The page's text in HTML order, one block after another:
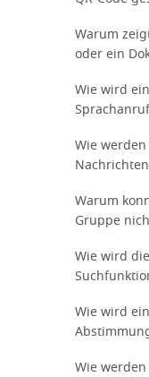
Warum
oder ein
Wie wird ein
Wie werden
Warum
Gruppe
Wie wird die
Wie wird
Wie